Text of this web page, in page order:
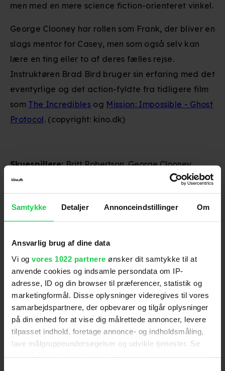
Samtykke Detaljer Annonceindstillinger Om
Ansvarlig brug af dine data
Vi og vores 1022 partnere ønsker dit samtykke til at
anvende cookies og indsamle persondata om IP-
adresse, ID og din browser til præferencer, statistik og
marketingformål. Disse oplysninger videregives til vores
samarbejdspartnere, der opbevarer og tilgår oplysninger
på din enhed for at vise dig målrettede annoncer, levere
tilpasset indhold, foretage annonce- og indholdsmåling,
lave målgruppeundersøgelser og udvikle tjenester. Se
Skuespillere:Britt Robertson,George Clooney,
Hugh Laurie
Tim McGraw,Kathryn
Genre:Science Fiction / Adventure
Filmen har en dramatisk grundstemning, og den
indeholder mange scener, hvor hovedpersonerne er i
fare samt flere voldsomme scener med kampe,
eksplosioner og lign. I én scene kommer en
hovedperson op og slås med to butiksindehavere,
som viser sig at være robotter, og man ser den ene
robot få revet hovedet af, mens den anden
kortslutter og ligger på gulvet og snakker sort. I en
anden scene ser man en pige blive påkørt hårdt af
en bil, man ser hendes krop flyve hen af vejen og
Distributør: Disney
men med en mere science fiction-orienteret vinkel.
George Clooney har rollen som Frank, der bliver en
slags mentor for Casey, men som også selv kan
lære en ting eller to af deres fælles rejse.
Instruktøren Brad Bird bruger sin erfaring med det
eventyrlige og det action-fyldte fra tidligere film
som The Incredibles og Mission: Impossible - Ghost
Protocol. (copyright: kino.dk)